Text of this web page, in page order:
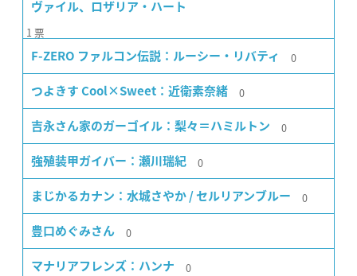
ヴァイル、ロザリア・ハート
1 票
F-ZERO ファルコン伝説：ルーシー・リバティ 0
つよきす Cool×Sweet：近衛素奈緒 0
吉永さん家のガーゴイル：梨々＝ハミルトン 0
強殖装甲ガイバー：瀬川瑞紀 0
まじかるカナン：水城さやか / セルリアンブルー 0
豊口めぐみさん 0
マナリアフレンズ：ハンナ 0